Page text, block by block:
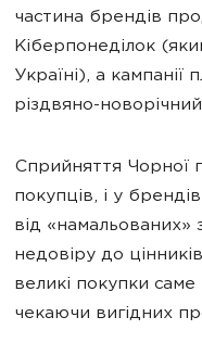
частина брендів
Кіберпонеділок
Україні), а кампанії
різдвяно-
Сприйняття Чорної
покупців, і у
від «намальованих»
недовіру до
великі покупки
чекаючи вигідних